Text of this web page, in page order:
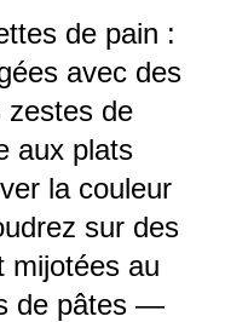
de pain :
avec des
zestes de
aux plats
la couleur
sur des
mijotées au
de pâtes —